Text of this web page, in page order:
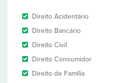
Direito Acidentário
Direito Bancário
Direito Civil
Direito Consumidor
Direito de Família